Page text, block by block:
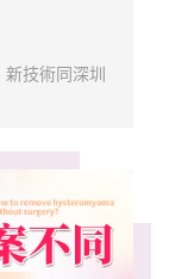
技術同深圳